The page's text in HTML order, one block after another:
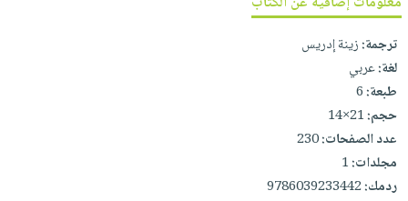
انشر
كتابك
تواصل
معنا
ترجمة:زينة إدريس
لغة:عربي
طبعة:6
حجم:21×14
عدد الصفحات:230
مجلدات:1
ردمك:9786039233442